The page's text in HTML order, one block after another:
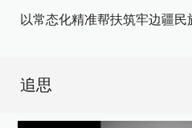
以常态化精准帮扶筑牢边疆
追思